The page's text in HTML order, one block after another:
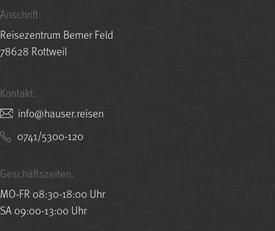
Anschrift:
Reisezentrum Berner Feld
78628 Rottweil
Kontakt:
nesier.resuah@ofni
0741/5300-120
Geschäftszeiten:
MO-FR 08:30-18:00 Uhr
SA 09:00-13:00 Uhr